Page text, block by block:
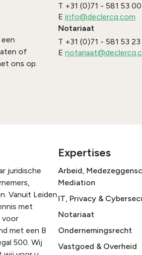
of
ons op.
T +31 (0)71 - 581 53 00
E info@declercq.com
Notariaat
T +31 (0)71 - 581 53 23
E
juridische
Vanuit Leiden
met
voor
met een B
500. Wij
Expertises
Arbeid,
Mediation
IT, Privacy &
Notariaat
Ondernemingsrecht
Vastgoed & Overheid